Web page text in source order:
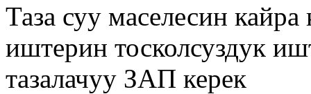
Таза суу маселесин
иштерин тосколсуздук
тазалачуу ЗАП керек